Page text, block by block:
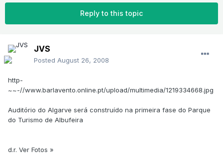
Reply to this topic
JVS
Posted August 26, 2008
http-
~~-//www.barlavento.online.pt/upload/multimedia/1219334668.jpg
Auditório do Algarve será construído na primeira fase do Parque
do Turismo de Albufeira
d.r. Ver Fotos »